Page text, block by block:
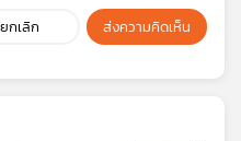
ยกเลิก ส่งความคิดเห็น